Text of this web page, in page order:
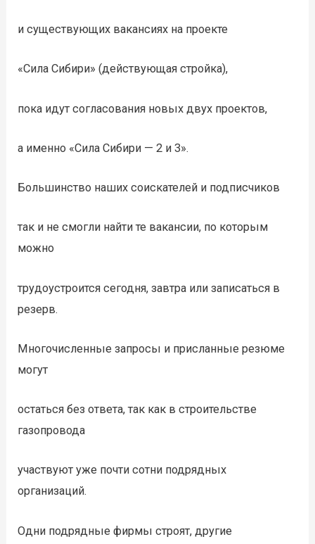
и существующих вакансиях на проекте
«Сила Сибири» (действующая стройка),
пока идут согласования новых двух проектов,
а именно «Сила Сибири — 2 и 3».
Большинство наших соискателей и подписчиков
так и не смогли найти те вакансии, по которым
можно
трудоустроится сегодня, завтра или записаться в
резерв.
Многочисленные запросы и присланные резюме
могут
остаться без ответа, так как в строительстве
газопровода
участвуют уже почти сотни подрядных
организаций.
Одни подрядные фирмы строят, другие